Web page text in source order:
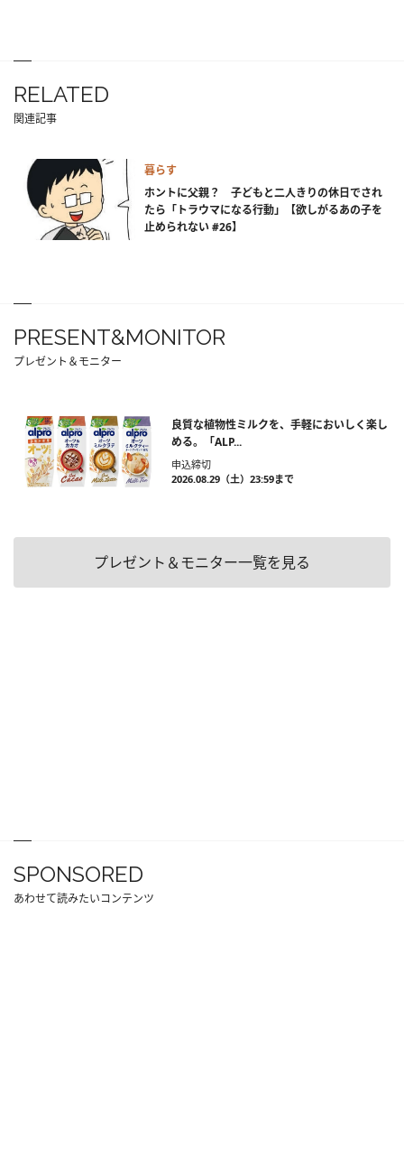
RELATED
関連記事
暮らす
ホントに父親？ 子どもと二人きりの休日でされ
たら「トラウマになる行動」【欲しがるあの子を
止められない #26】
PRESENT&MONITOR
プレゼント＆モニター
良質な植物性ミルクを、手軽においしく楽し
める。「ALP...
申込締切
2026.08.29（土）23:59まで
プレゼント＆モニター一覧を見る
SPONSORED
あわせて読みたいコンテンツ